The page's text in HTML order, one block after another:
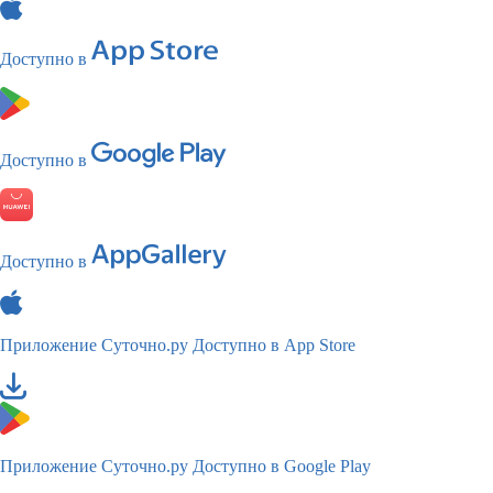
Доступно в
Доступно в
Доступно в
Приложение Суточно.ру Доступно в App Store
Приложение Суточно.ру Доступно в Google Play